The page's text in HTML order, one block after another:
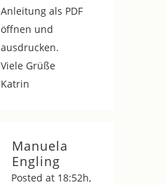
Anleitung als PDF
öffnen und
ausdrucken.
Viele Grüße
Katrin
Manuela
Engling
Posted at 18:52h,